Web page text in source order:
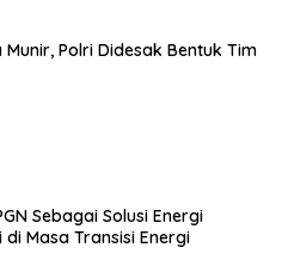
Munir, Polri Didesak Bentuk Tim
Sebagai Solusi Energi
di Masa Transisi Energi